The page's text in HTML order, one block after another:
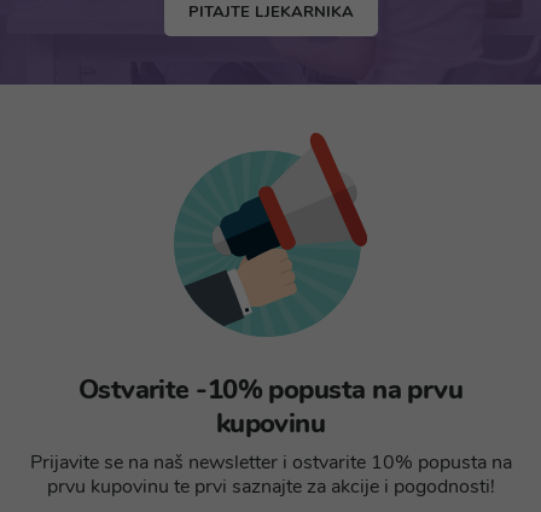
PITAJTE LJEKARNIKA
Ostvarite -10% popusta na prvu
kupovinu
Prijavite se na naš newsletter i ostvarite 10% popusta na
prvu kupovinu te prvi saznajte za akcije i pogodnosti!